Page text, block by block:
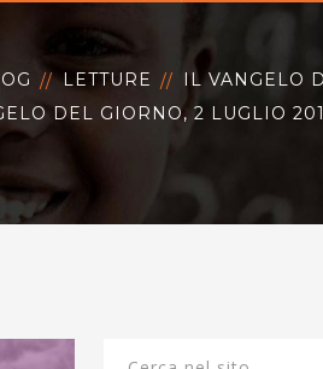
LETTURE
IL VANGELO
DEL GIORNO, 2 LUGLIO